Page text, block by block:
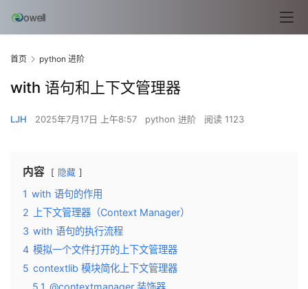
首页 python 进阶
with 语句和上下文管理器
LJH 2025年7月17日 上午8:57 python 进阶 阅读 1123
内容 隐藏
1 with 语句的作用
2
上下文管理器（Context Manager）
3 with 语句的执行流程
4 模拟一个文件打开的上下文管理器
5 contextlib 模块简化上下文管理器